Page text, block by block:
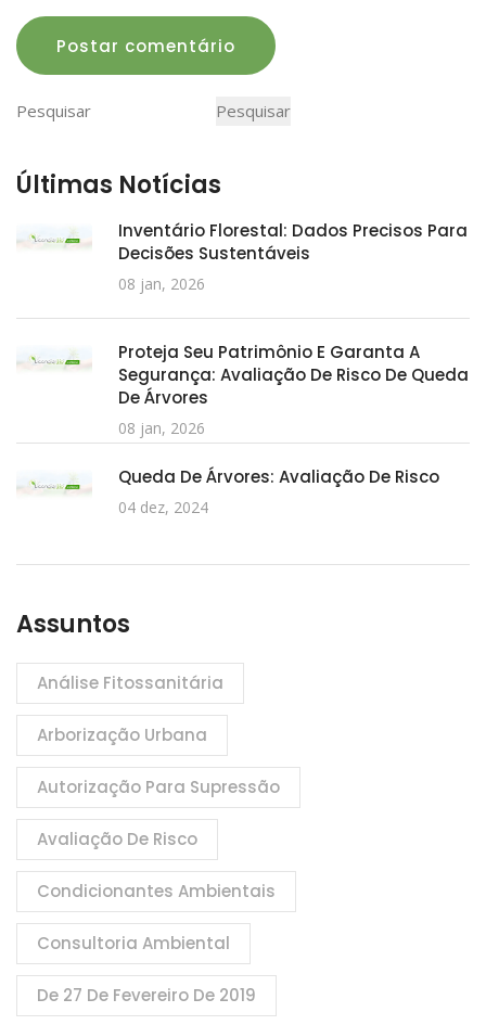
Postar comentário
Pesquisar
Pesquisar
Últimas Notícias
Inventário Florestal: Dados Precisos Para
Decisões Sustentáveis
08 jan, 2026
Proteja Seu Patrimônio E Garanta A
Segurança: Avaliação De Risco De Queda
De Árvores
08 jan, 2026
Queda De Árvores: Avaliação De Risco
04 dez, 2024
Assuntos
Análise Fitossanitária
Arborização Urbana
Autorização Para Supressão
Avaliação De Risco
Condicionantes Ambientais
Consultoria Ambiental
De 27 De Fevereiro De 2019